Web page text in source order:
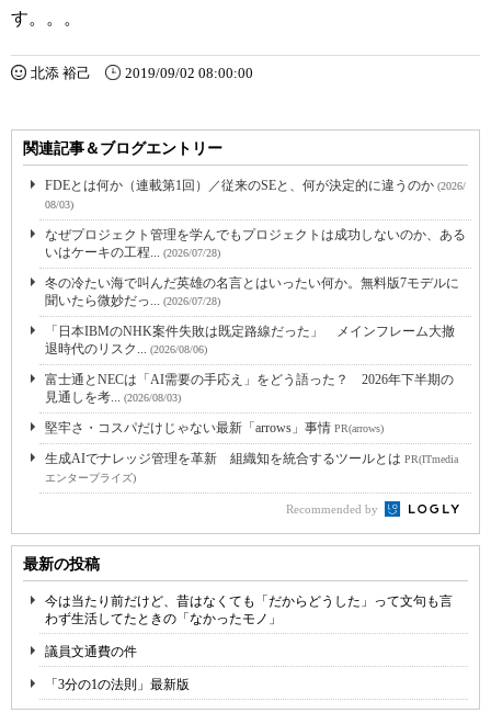
す。。。
北添 裕己 2019/09/02 08:00:00
関連記事＆ブログエントリー
FDEとは何か（連載第1回）／従来のSEと、何が決定的に違うのか (2026/
08/03)
なぜプロジェクト管理を学んでもプロジェクトは成功しないのか、ある
いはケーキの工程... (2026/07/28)
冬の冷たい海で叫んだ英雄の名言とはいったい何か。無料版7モデルに
聞いたら微妙だっ... (2026/07/28)
「日本IBMのNHK案件失敗は既定路線だった」 メインフレーム大撤
退時代のリスク... (2026/08/06)
富士通とNECは「AI需要の手応え」をどう語った？ 2026年下半期の
見通しを考... (2026/08/03)
堅牢さ・コスパだけじゃない最新「arrows」事情 PR(arrows)
生成AIでナレッジ管理を革新 組織知を統合するツールとは PR(ITmedia
エンタープライズ)
Recommended by
最新の投稿
今は当たり前だけど、昔はなくても「だからどうした」って文句も言
わず生活してたときの「なかったモノ」
議員文通費の件
「3分の1の法則」最新版